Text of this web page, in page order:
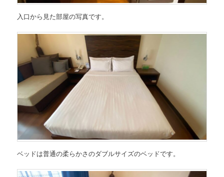
入口から見た部屋の写真です。
ベッドは普通の柔らかさのダブルサイズのベッドです。